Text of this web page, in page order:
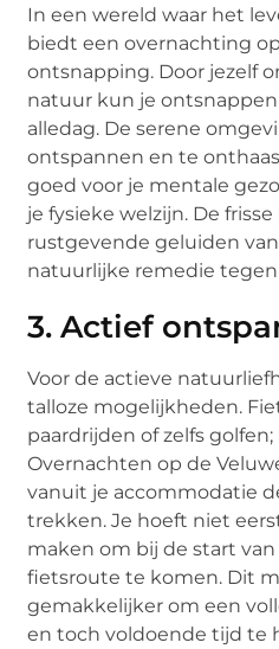
In een wereld waar het
biedt een overnachting
ontsnapping. Door jezelf
natuur kun je
alledag. De serene
ontspannen en te
goed voor je mentale
je fysieke welzijn. De
rustgevende geluiden
natuurlijke remedie
3. Actief
Voor de actieve
talloze mogelijkheden.
paardrijden of zelfs
Overnachten op de
vanuit je accommodatie
trekken. Je hoeft niet
maken om bij de start
fietsroute te komen. Dit
gemakkelijker om een
en toch voldoende tijd te